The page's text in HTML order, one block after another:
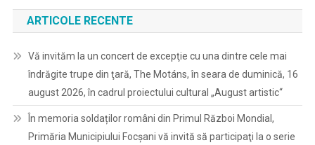
ARTICOLE RECENTE
Vă invităm la un concert de excepţie cu una dintre cele mai
îndrăgite trupe din ţară, The Motáns, în seara de duminică, 16
august 2026, în cadrul proiectului cultural „August artistic“
În memoria soldaților români din Primul Război Mondial,
Primăria Municipiului Focșani vă invită să participaţi la o serie